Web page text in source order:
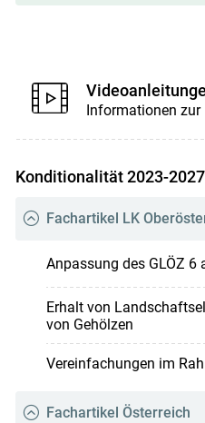
Informationen
Konditionalität 2023-2027
Fachartikel LK
Anpassung des GLÖZ 6
Erhalt von
von Gehölzen
Vereinfachungen im
Fachartikel Österreich